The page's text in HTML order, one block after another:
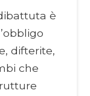
è
difterite,
che